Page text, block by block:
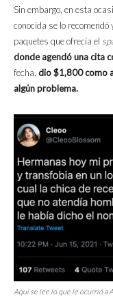
Sin embargo, en esta
conocida se lo
paquetes que ofrecía el
donde agendó una cita
fecha, dio $1,800 como
algún problema.
Aquí se lee lo que le ocurrió a